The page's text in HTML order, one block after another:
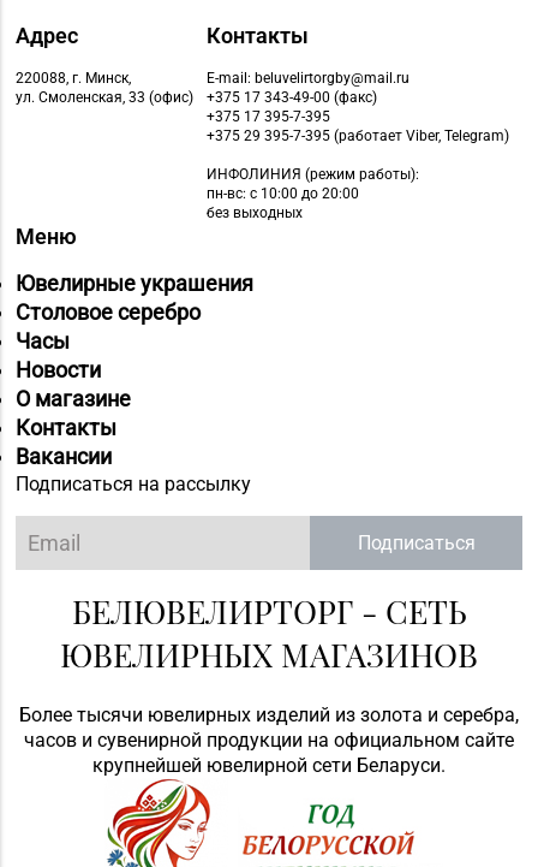
Адрес
220088, г. Минск,
ул. Смоленская, 33 (офис)
Контакты
E-mail: beluvelirtorgby@mail.ru
+375 17 343-49-00 (факс)
+375 17 395-7-395
+375 29 395-7-395 (работает Viber, Telegram)
ИНФОЛИНИЯ (режим работы):
пн-вс: с 10:00 до 20:00
без выходных
Меню
Ювелирные украшения
Столовое серебро
Часы
Новости
О магазине
Контакты
Вакансии
Подписаться на рассылку
Подписаться
БЕЛЮВЕЛИРТОРГ - СЕТЬ
ЮВЕЛИРНЫХ МАГАЗИНОВ
Более тысячи ювелирных изделий из золота и серебра,
часов и сувенирной продукции на официальном сайте
крупнейшей ювелирной сети Беларуси.